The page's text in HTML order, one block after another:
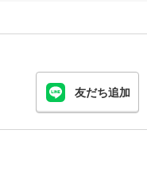
友だち追加